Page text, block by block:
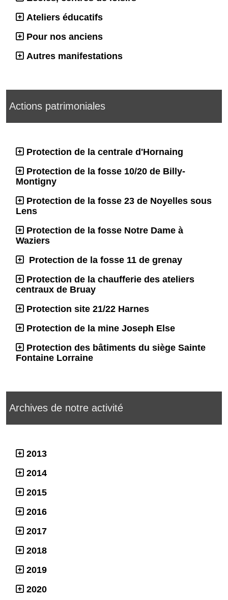
Ateliers éducatifs
Pour nos anciens
Autres manifestations
Actions patrimoniales
Protection de la centrale d'Hornaing
Protection de la fosse 10/20 de Billy-
Montigny
Protection de la fosse 23 de Noyelles sous
Lens
Protection de la fosse Notre Dame à
Waziers
Protection de la fosse 11 de grenay
Protection de la chaufferie des ateliers
centraux de Bruay
Protection site 21/22 Harnes
Protection de la mine Joseph Else
Protection des bâtiments du siège Sainte
Fontaine Lorraine
Archives de notre activité
2013
2014
2015
2016
2017
2018
2019
2020